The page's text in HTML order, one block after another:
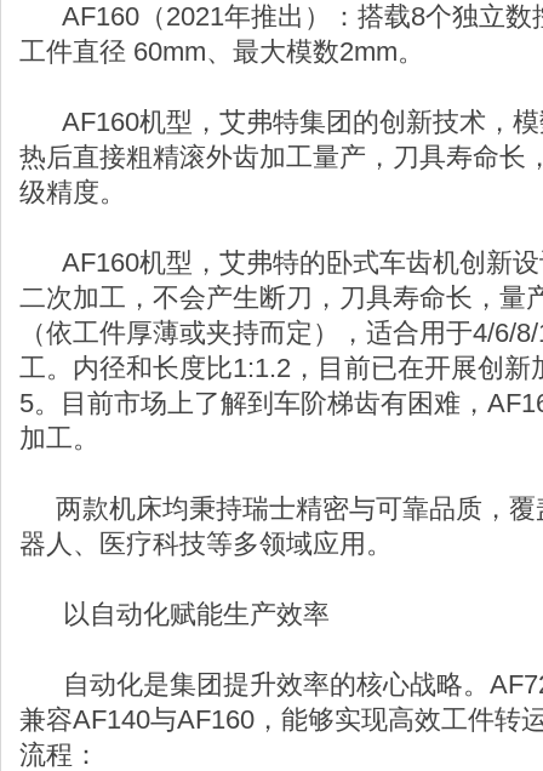
AF160（2021年推出）：搭载8个独立数
工件直径 60mm、最大模数2mm。
AF160机型，艾弗特集团的创新技术，模
热后直接粗精滚外齿加工量产，刀具寿命长
级精度。
AF160机型，艾弗特的卧式车齿机创新设
二次加工，不会产生断刀，刀具寿命长，量
（依工件厚薄或夹持而定），适合用于4/6/
工。内径和长度比1:1.2，目前已在开展创新
5。目前市场上了解到车阶梯齿有困难，
加工。
两款机床均秉持瑞士精密与可靠品质，覆
器人、医疗科技等多领域应用。
以自动化赋能生产效率
自动化是集团提升效率的核心战略。
兼容AF140与AF160，能够实现高效工件转
流程：